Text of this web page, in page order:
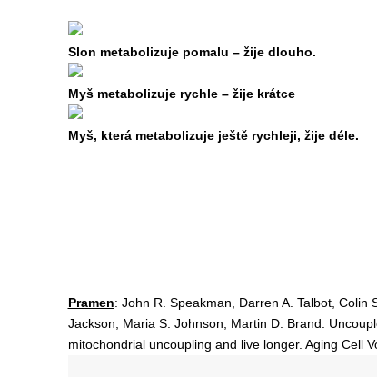
Slon metabolizuje pomalu – žije dlouho.
Myš metabolizuje rychle – žije krátce
Myš, která metabolizuje ještě rychleji, žije déle.
Pramen: John R. Speakman, Darren A. Talbot, Colin
Jackson, Maria S. Johnson, Martin D. Brand:
mitochondrial uncoupling and live longer. Aging Cell